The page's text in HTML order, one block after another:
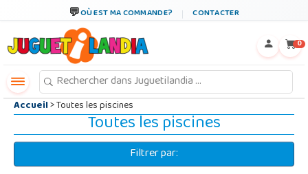
OÙ EST MA COMMANDE? CONTACTER
0
Accueil> Toutes les piscines
Toutes les piscines
Filtrer par: